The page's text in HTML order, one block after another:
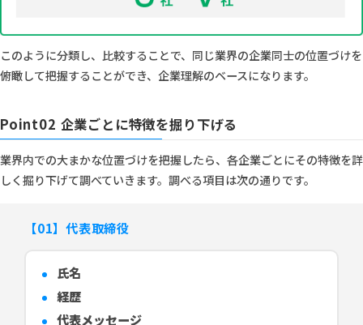
このように分類し、比較することで、同じ業界の企業同士の位置づけを
俯瞰して把握することができ、企業理解のベースになります。
Point02 企業ごとに特徴を掘り下げる
業界内での大まかな位置づけを把握したら、各企業ごとにその特徴を詳
しく掘り下げて調べていきます。調べる項目は次の通りです。
【01】代表取締役
氏名
経歴
代表メッセージ